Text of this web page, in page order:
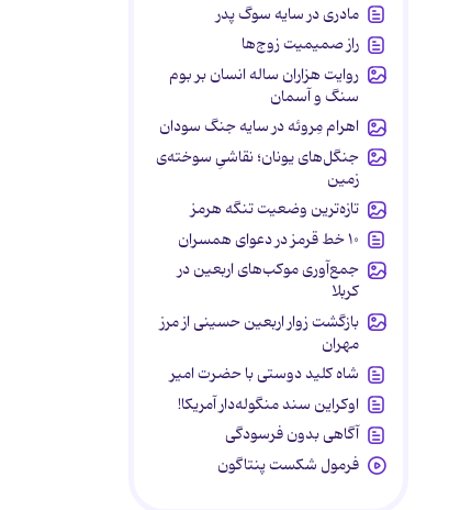
مادری در سایه سوگ پدر
راز صمیمیت زوج‌ها
روایت هزاران ساله انسان بر بوم
سنگ و آسمان
اهرام مِروئه در سایه جنگ سودان
جنگل‌های یونان؛ نقاشیِ سوخته‌ی
زمین
تازه‌ترین وضعیت تنگه هرمز
۱۰ خط قرمز در دعوای همسران
جمع‌آوری موکب‌های اربعین در
کربلا
بازگشت زوار اربعین حسینی از مرز
مهران
شاه کلید دوستی با حضرت امیر
اوکراین سند منگوله‌دار آمریکا!
آگاهی بدون فرسودگی
فرمول شکست پنتاگون